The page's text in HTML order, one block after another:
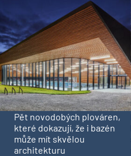
Pět novodobých plováren,
které dokazují, že i bazén
může mít skvělou
architekturu